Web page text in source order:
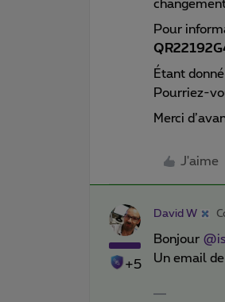
Pour
Étant
Pourriez-
Merci
J'aime
+5
David W
Bonjour ​
Un email